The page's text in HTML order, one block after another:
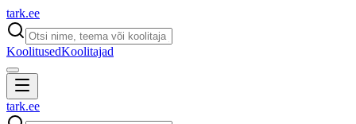
tark.ee
KoolitusedKoolitajad
tark.ee